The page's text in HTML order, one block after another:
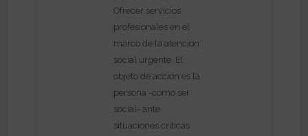
Ofrecer servicios
profesionales en el
marco de la atención
social urgente. El
objeto de acción es la
persona -como ser
social- ante
situaciones críticas